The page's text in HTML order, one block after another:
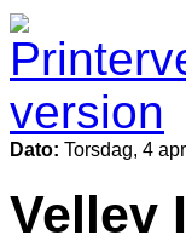
Dato: Torsdag, 4
Vellev